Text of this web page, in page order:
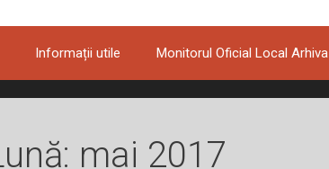
Informații utile Monitorul Oficial Local Arhiva
mai 2017